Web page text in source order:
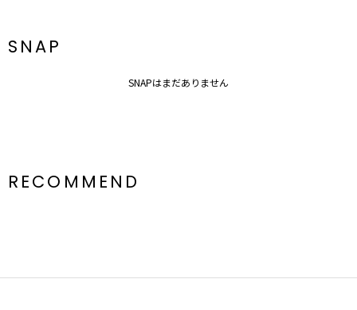
SNAP
SNAPはまだありません
RECOMMEND